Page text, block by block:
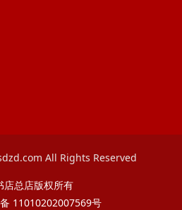
All Rights Reserved
店总店版权所有
11010202007569号